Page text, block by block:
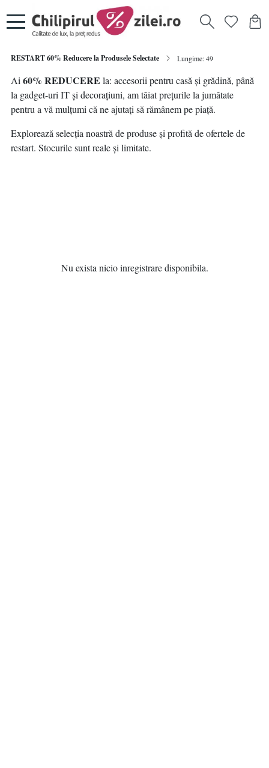
RESTART 60% Reducere la Produsele Selectate Lungime: 49
Ai 60% REDUCERE la: accesorii pentru casă și grădină, până
la gadget-uri IT și decorațiuni, am tăiat prețurile la jumătate
pentru a vă mulțumi că ne ajutați să rămânem pe piață.
Explorează selecția noastră de produse și profită de ofertele de
restart. Stocurile sunt reale și limitate.
Nu exista nicio inregistrare disponibila.